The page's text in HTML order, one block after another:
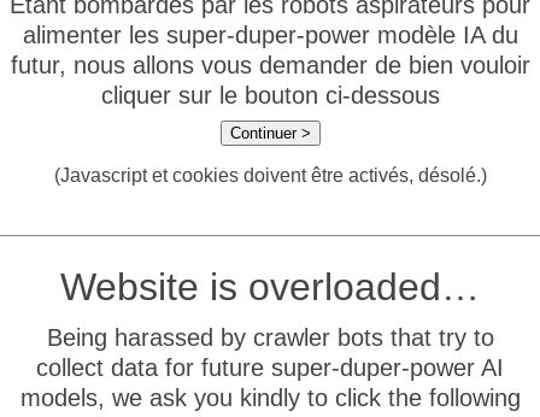
alimenter les super-duper-power modèle IA du
futur, nous allons vous demander de bien vouloir
cliquer sur le bouton ci-dessous
Continuer >
(Javascript et cookies doivent être activés, désolé.)
Website is overloaded…
Being harassed by crawler bots that try to
collect data for future super-duper-power AI
models, we ask you kindly to click the following